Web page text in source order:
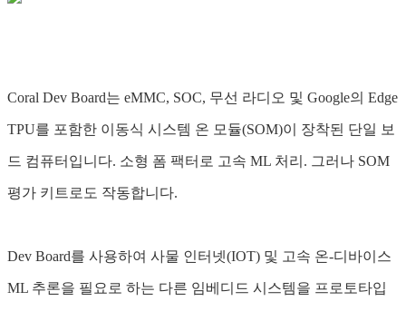
Coral Dev Board는 eMMC, SOC, 무선 라디오 및 Google의 Edge
TPU를 포함한 이동식 시스템 온 모듈(SOM)이 장착된 단일 보
드 컴퓨터입니다. 소형 폼 팩터로 고속 ML 처리. 그러나 SOM
평가 키트로도 작동합니다.
Dev Board를 사용하여 사물 인터넷(IOT) 및 고속 온-디바이스
ML 추론을 필요로 하는 다른 임베디드 시스템을 프로토타입